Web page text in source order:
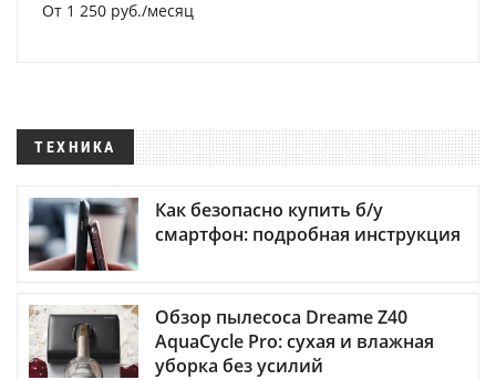
От 1 250 руб./месяц
ТЕХНИКА
Как безопасно купить б/у
смартфон: подробная инструкция
Обзор пылесоса Dreame Z40
AquaCycle Pro: сухая и влажная
уборка без усилий